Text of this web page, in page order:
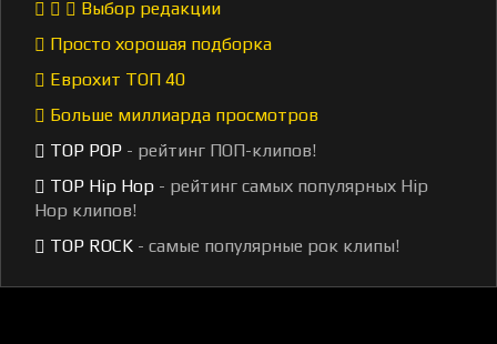
Выбор редакции
Просто хорошая подборка
Еврохит ТОП 40
Больше миллиарда просмотров
TOP POP - рейтинг ПОП-клипов!
TOP Hip Hop - рейтинг самых популярных Hip
Hop клипов!
TOP ROCK - самые популярные рок клипы!